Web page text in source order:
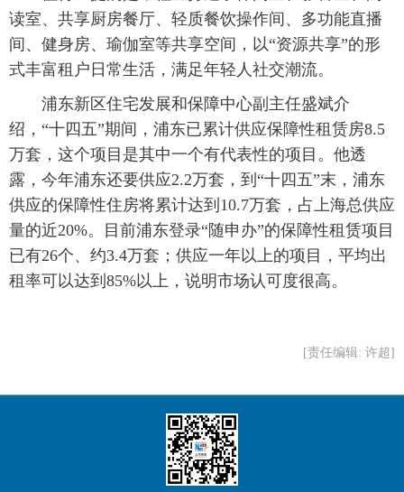
读室、共享厨房餐厅、轻质餐饮操作间、多功能直播
间、健身房、瑜伽室等共享空间，以“资源共享”的形
式丰富租户日常生活，满足年轻人社交潮流。
浦东新区住宅发展和保障中心副主任盛斌介
绍，“十四五”期间，浦东已累计供应保障性租赁房8.5
万套，这个项目是其中一个有代表性的项目。他透
露，今年浦东还要供应2.2万套，到“十四五”末，浦东
供应的保障性住房将累计达到10.7万套，占上海总供应
量的近20%。目前浦东登录“随申办”的保障性租赁项目
已有26个、约3.4万套；供应一年以上的项目，平均出
租率可以达到85%以上，说明市场认可度很高。
[责任编辑: 许超]